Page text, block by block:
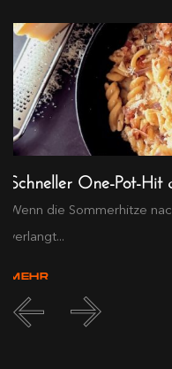
Schneller One-Pot-Hit
Wenn die Sommerhitze
verlangt...
MEHR